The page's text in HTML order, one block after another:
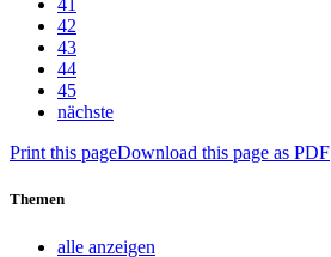
41
42
43
44
45
nächste
Print this pageDownload this page as PDF
Themen
alle anzeigen